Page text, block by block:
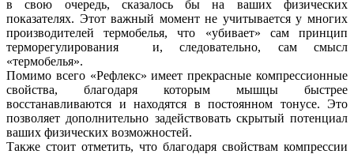
в свою очередь, сказалось бы на ваших физических
показателях. Этот важный момент не учитывается у многих
производителей термобелья, что «убивает» сам принцип
терморегулирования и, следовательно, сам смысл
«термобелья».
Помимо всего «Рефлекс» имеет прекрасные компрессионные
свойства, благодаря которым мышцы быстрее
восстанавливаются и находятся в постоянном тонусе. Это
позволяет дополнительно задействовать скрытый потенциал
ваших физических возможностей.
Также стоит отметить, что благодаря свойствам компрессии